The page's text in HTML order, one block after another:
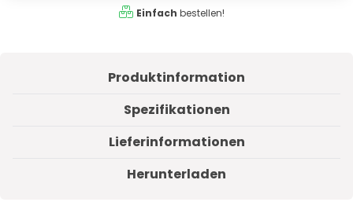
Einfach bestellen!
Produktinformation
Spezifikationen
Lieferinformationen
Herunterladen